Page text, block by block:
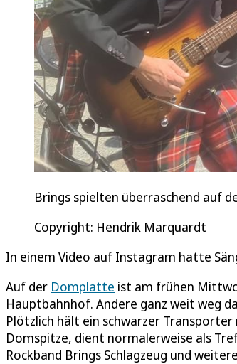
Brings spielten überraschend auf
Copyright: Hendrik Marquardt
In einem Video auf Instagram hatte
Auf der Domplatte ist am frühen
Hauptbahnhof. Andere ganz weit weg
Plötzlich hält ein schwarzer
Domspitze, dient normalerweise als
Rockband Brings Schlagzeug und